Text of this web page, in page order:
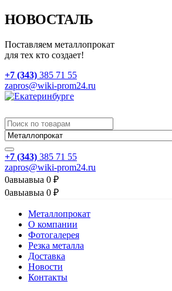
НОВОСТАЛЬ
Поставляем металлопрокат
для тех кто создает!
+7 (343) 385 71 55
zapros@wiki-prom24.ru
+7 (343) 385 71 55
zapros@wiki-prom24.ru
0авыавыа 0 ₽
0авыавыа 0 ₽
Металлопрокат
О компании
Фотогалерея
Резка металла
Доставка
Новости
Контакты